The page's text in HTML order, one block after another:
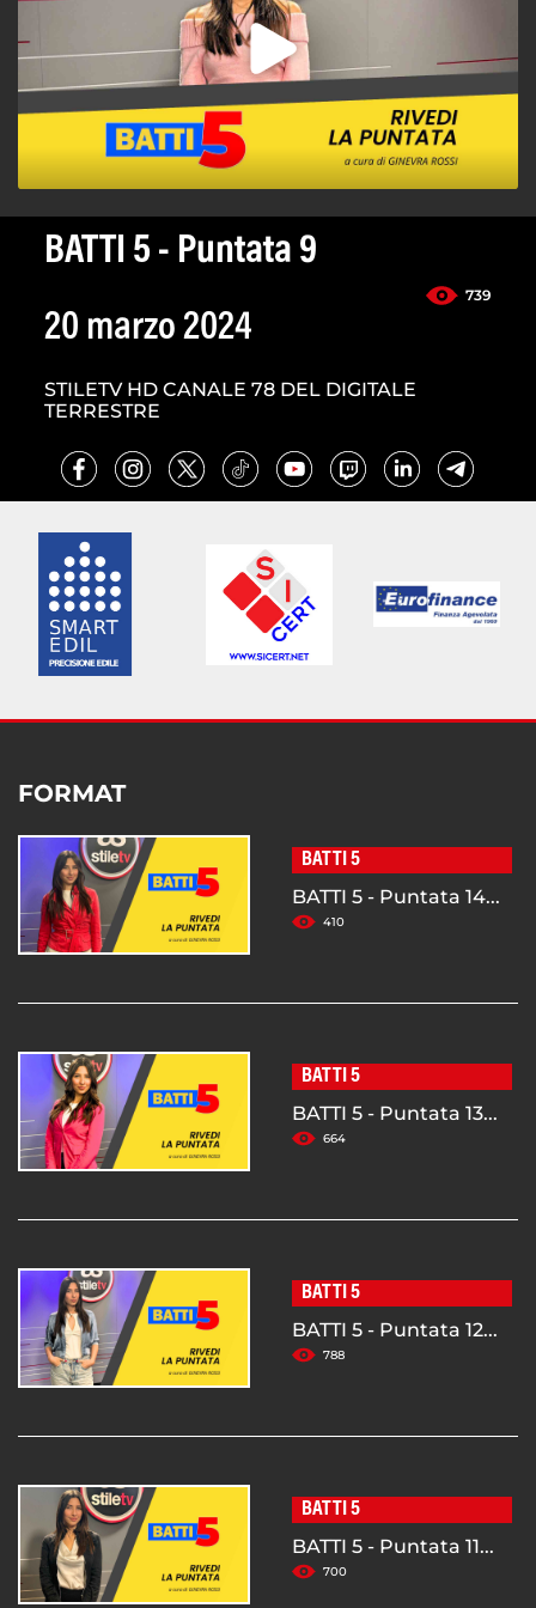
BATTI 5 - Puntata 9
739
20 marzo 2024
STILETV HD CANALE 78 DEL DIGITALE
TERRESTRE
FORMAT
BATTI 5
BATTI 5 - Puntata 14...
410
BATTI 5
BATTI 5 - Puntata 13...
664
BATTI 5
BATTI 5 - Puntata 12...
788
BATTI 5
BATTI 5 - Puntata 11...
700